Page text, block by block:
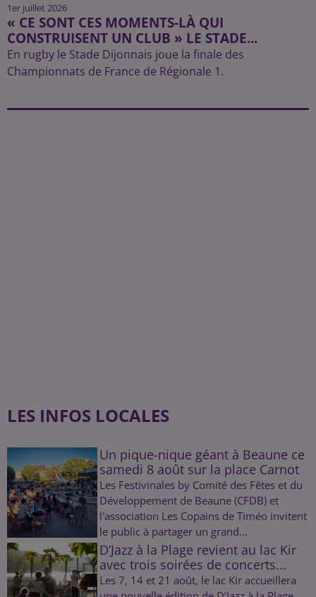
1er juillet 2026
« CE SONT CES MOMENTS-LÀ QUI
CONSTRUISENT UN CLUB » LE STADE...
En rugby le Stade Dijonnais joue la finale des
Championnats de France de Régionale 1.
LES INFOS LOCALES
Un pique-nique géant à Beaune ce
samedi 8 août sur la place Carnot
Les Festivinales by Comité des Fêtes et du
Développement de Beaune (CFDB) et
l'association Les Copains de Timéo invitent
le public à partager un grand...
D’Jazz à la Plage revient au lac Kir
avec trois soirées de concerts...
Les 7, 14 et 21 août, le lac Kir accueillera